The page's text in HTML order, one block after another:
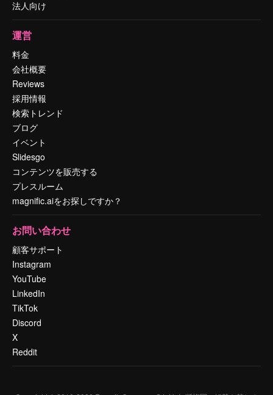
法人向け
運営
料金
会社概要
Reviews
採用情報
検索トレンド
ブログ
イベント
Slidesgo
コンテンツを販売する
プレスルーム
magnific.aiをお探しですか？
お問い合わせ
顧客サポート
Instagram
YouTube
LinkedIn
TikTok
Discord
X
Reddit